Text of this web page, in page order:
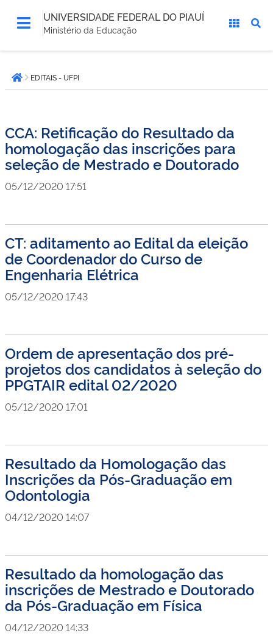
UNIVERSIDADE FEDERAL DO PIAUÍ
Ministério da Educação
está
aqui:Página inicial
EDITAIS - UFPI
CCA: Retificação do Resultado da
homologação das inscrições para
seleção de Mestrado e Doutorado
05/12/2020 17:51
CT: aditamento ao Edital da eleição
de Coordenador do Curso de
Engenharia Elétrica
05/12/2020 17:43
Ordem de apresentação dos pré-
projetos dos candidatos à seleção do
PPGTAIR edital 02/2020
05/12/2020 17:01
Resultado da Homologação das
Inscrições da Pós-Graduação em
Odontologia
04/12/2020 14:07
Resultado da homologação das
inscrições de Mestrado e Doutorado
da Pós-Graduação em Física
04/12/2020 14:33